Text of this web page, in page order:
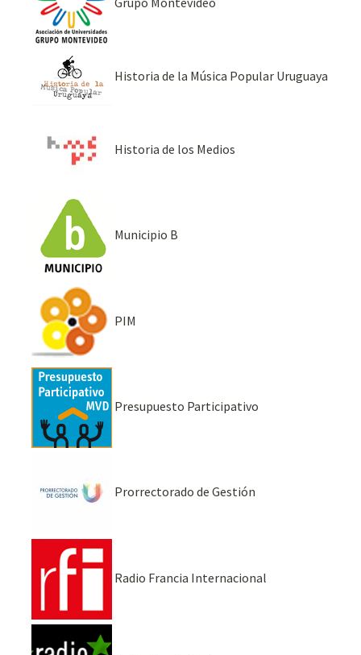
Historia de la Música Popular Uruguaya
Historia de los Medios
Municipio B
PIM
Presupuesto Participativo
Prorrectorado de Gestión
Radio Francia Internacional